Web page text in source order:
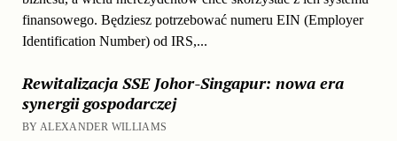
finansowego. Będziesz potrzebować numeru EIN (Employer
Identification Number) od IRS,...
Rewitalizacja SSE Johor-Singapur: nowa era
synergii gospodarczej
BY ALEXANDER WILLIAMS